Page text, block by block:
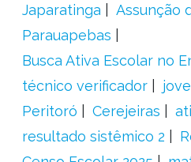
Japaratinga
Assunção
Parauapebas
Busca Ativa Escolar no
técnico verificador
Peritoró
Cerejeiras
resultado sistêmico 2